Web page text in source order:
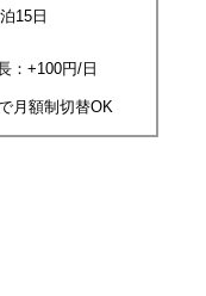
泊15日
：+100円/日
月額制切替OK